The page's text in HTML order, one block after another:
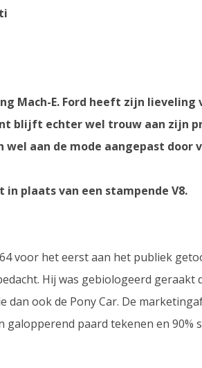
Mach-E. Ford heeft zijn
blijft echter wel trouw aan zijn
wel aan de mode aangepast
plaats van een stampende V8.
voor het eerst aan het publiek
Hij was gebiologeerd
dan ook de Pony Car. De
galopperend paard tekenen en 90%